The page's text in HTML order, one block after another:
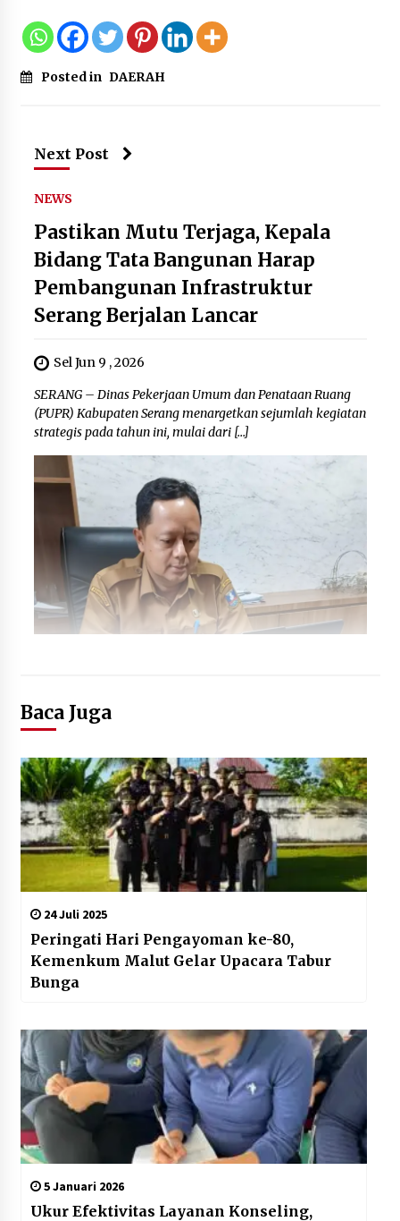
Posted in DAERAH
Next Post
NEWS
Pastikan Mutu Terjaga, Kepala
Bidang Tata Bangunan Harap
Pembangunan Infrastruktur
Serang Berjalan Lancar
Sel Jun 9 , 2026
SERANG – Dinas Pekerjaan Umum dan Penataan Ruang
(PUPR) Kabupaten Serang menargetkan sejumlah kegiatan
strategis pada tahun ini, mulai dari […]
Baca Juga
24 Juli 2025
Peringati Hari Pengayoman ke-80,
Kemenkum Malut Gelar Upacara Tabur
Bunga
5 Januari 2026
Ukur Efektivitas Layanan Konseling,